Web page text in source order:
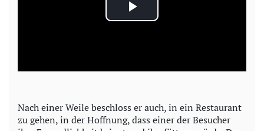
P
a
V
Nach einer Weile beschloss er auch, in ein Restaurant
zu gehen, in der Hoffnung, dass einer der Besucher